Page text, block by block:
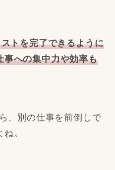
トを完了できるように
事への集中力や効率も
、別の仕事を前倒しで
。